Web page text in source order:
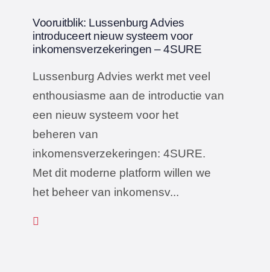
Vooruitblik: Lussenburg Advies
introduceert nieuw systeem voor
inkomensverzekeringen – 4SURE
Lussenburg Advies werkt met veel
enthousiasme aan de introductie van
een nieuw systeem voor het
beheren van
inkomensverzekeringen: 4SURE.
Met dit moderne platform willen we
het beheer van inkomensv...